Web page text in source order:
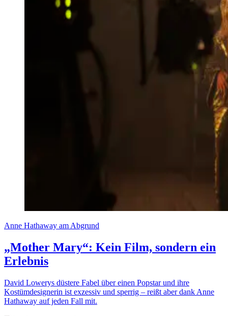
Anne Hathaway am Abgrund
„Mother Mary“: Kein Film, sondern ein
Erlebnis
David Lowerys düstere Fabel über einen Popstar und ihre
Kostümdesignerin ist exzessiv und sperrig – reißt aber dank Anne
Hathaway auf jeden Fall mit.